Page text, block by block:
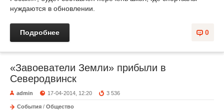
нуждаются в обновлении.
0
Подробнее
«Завоеватели Земли» прибыли в
Северодвинск
admin 17-04-2014, 12:20 3 536
События / Общество